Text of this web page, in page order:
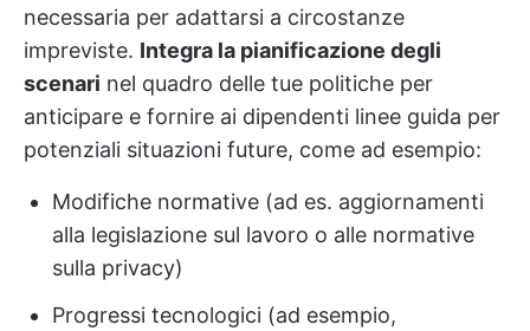
necessaria per adattarsi a circostanze
impreviste. Integra la pianificazione degli
scenari nel quadro delle tue politiche per
anticipare e fornire ai dipendenti linee guida per
potenziali situazioni future, come ad esempio:
Modifiche normative (ad es. aggiornamenti
alla legislazione sul lavoro o alle normative
sulla privacy)
Progressi tecnologici (ad esempio,